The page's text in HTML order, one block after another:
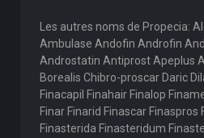
Les autres noms de Propecia:
Ambulase Andofin Androfin
Androstatin Antiprost Apeplus
Borealis Chibro-proscar Daric
Finacapil Finahair Finalop
Finar Finarid Finascar
Finasterida Finasteridum